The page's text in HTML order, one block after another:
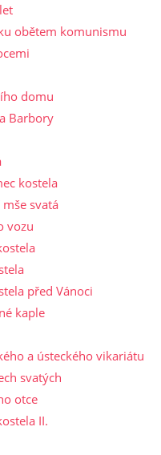
obětem komunismu
domu
Barbory
kostela
svatá
vozu
před Vánoci
kaple
a ústeckého vikariátu
svatých
otce
II.